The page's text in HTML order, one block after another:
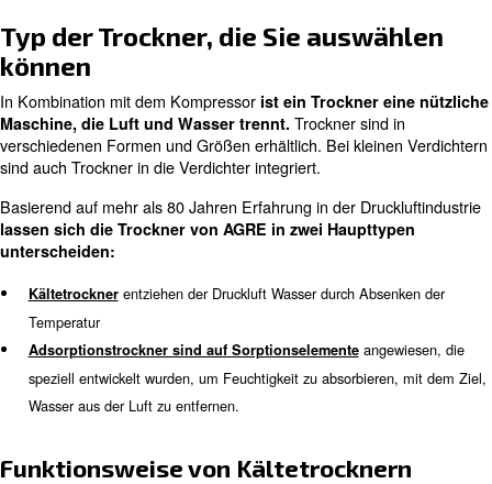
AGRE Deutschland Blog
Typ der Trockner, die Sie
können
In Kombination mit dem Kompressorist ein Trockner
Maschine, die Luft und Wasser trennt.
verschiedenen Formen und Größen erhältlich. Bei
sind auch Trockner in die Verdichter integriert.
lassen sich die Trockner von AGRE in zwei